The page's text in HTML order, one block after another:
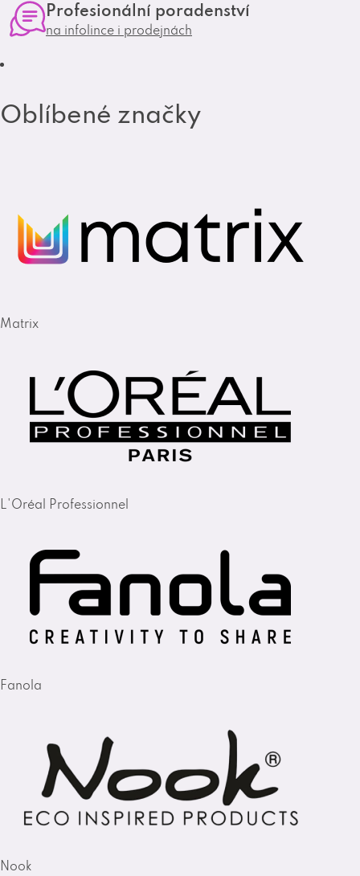
a
m
kProfesionální poradenství
na infolince i prodejnách
Oblíbené značky
Matrix
L'Oréal Professionnel
Fanola
Nook